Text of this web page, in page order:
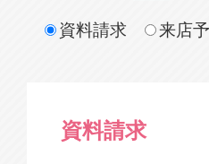
資料請求
来店
資料請求